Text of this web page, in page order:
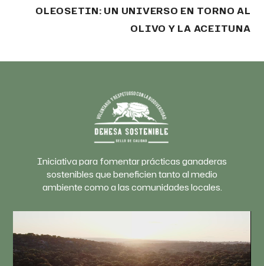
OLEOSETIN: UN UNIVERSO EN TORNO AL
OLIVO Y LA ACEITUNA
Iniciativa para fomentar prácticas ganaderas
sostenibles que beneficien tanto al medio
ambiente como a las comunidades locales.